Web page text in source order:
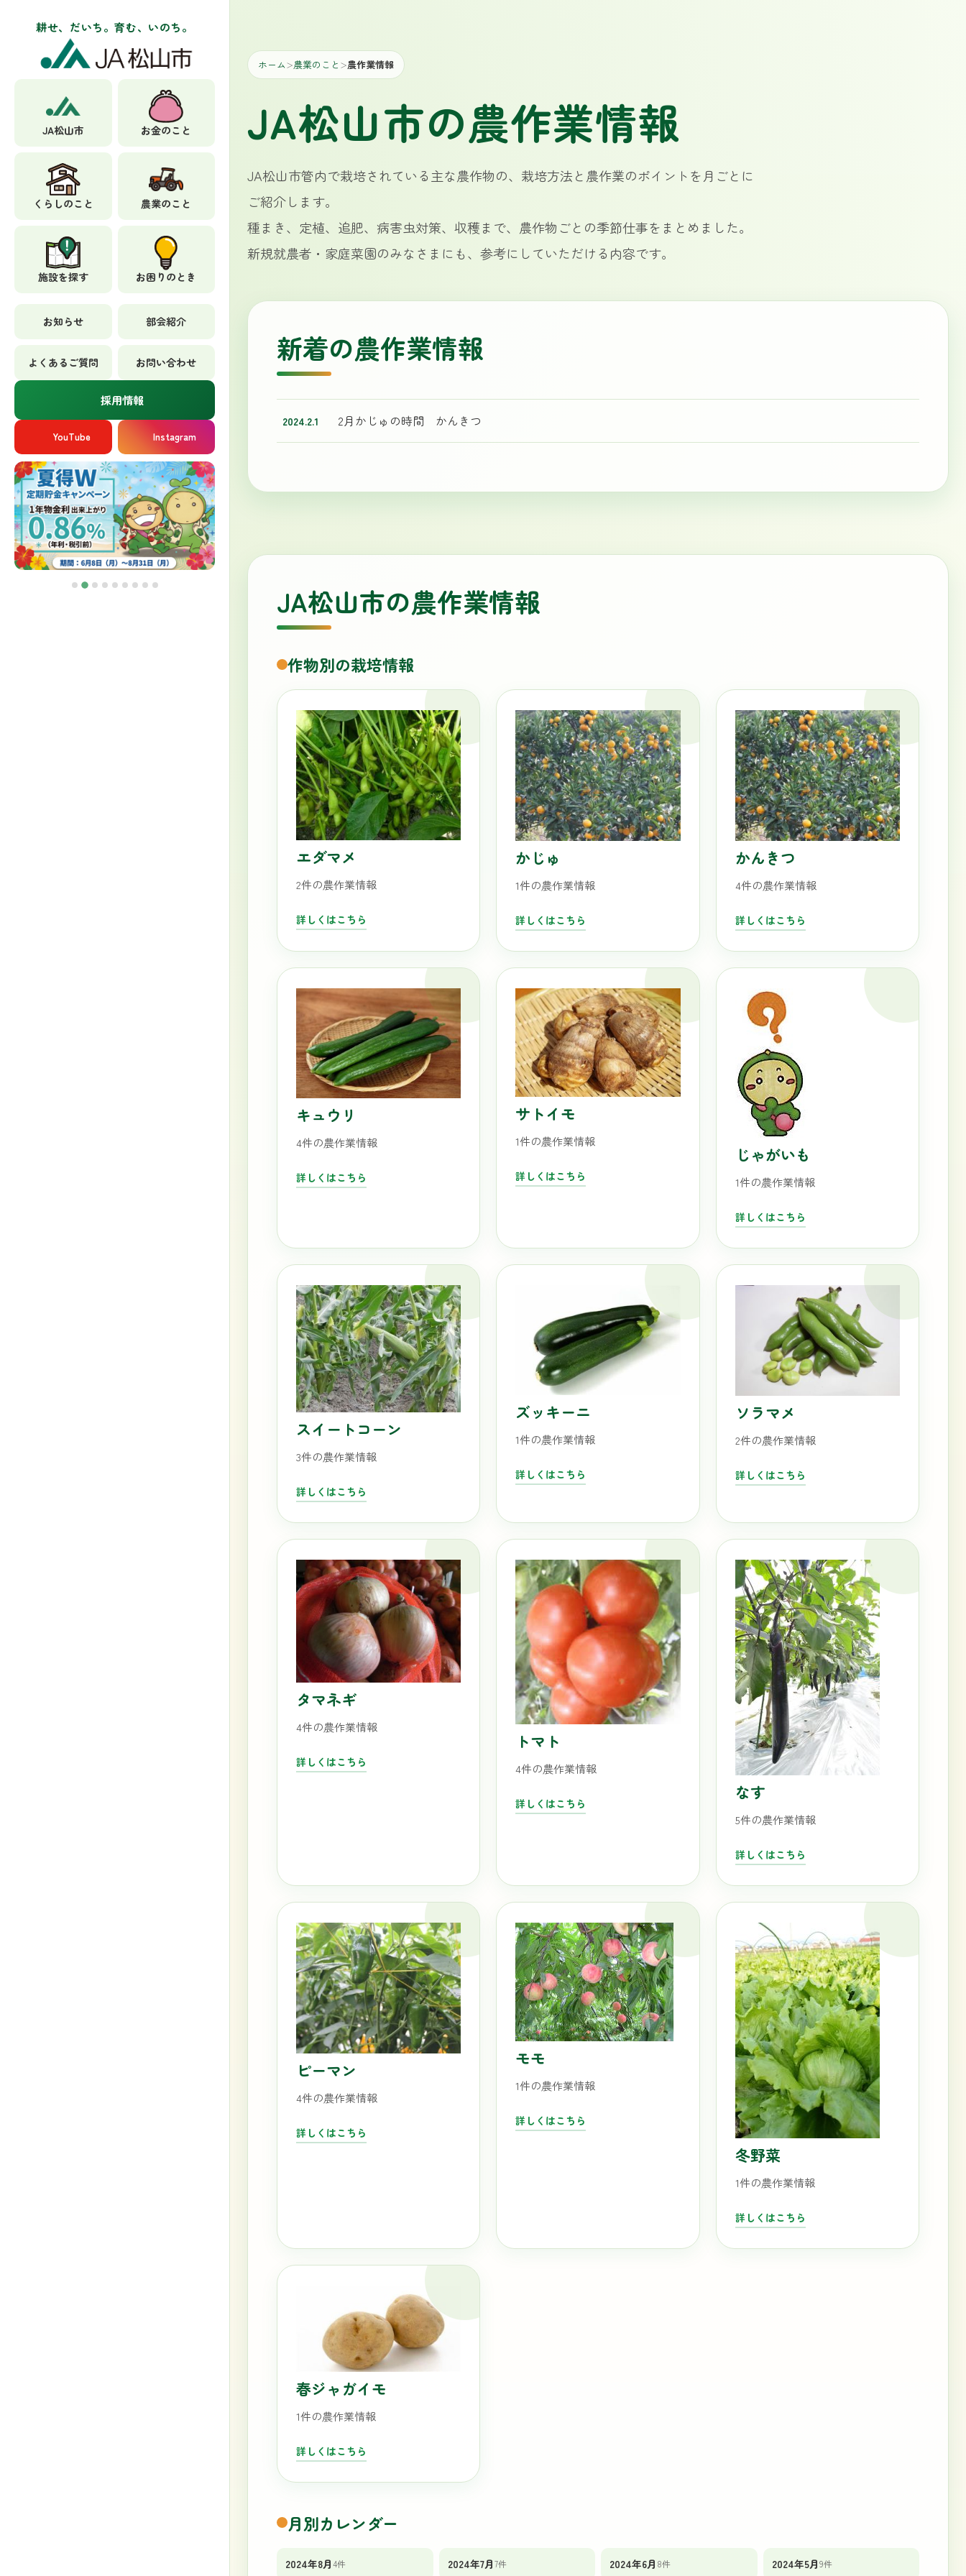
耕せ、だいち。育む、いのち。
JA松山市 お金のこと
くらしのこと 農業のこと
施設を探す お困りのとき
お知らせ 部会紹介
よくあるご質問 お問い合わせ
採用情報
YouTube Instagram
ホーム ＞農業のこと ＞農作業情報
JA松山市の農作業情報
JA松山市管内で栽培されている主な農作物の、栽培方法と農作業のポイントを月ごとに
ご紹介します。
種まき、定植、追肥、病害虫対策、収穫まで、農作物ごとの季節仕事をまとめました。
新規就農者・家庭菜園のみなさまにも、参考にしていただける内容です。
新着の農作業情報
2024.2.1 2月かじゅの時間 かんきつ
JA松山市の農作業情報
作物別の栽培情報
エダマメ
2件の農作業情報
詳しくはこちら
かじゅ
1件の農作業情報
詳しくはこちら
かんきつ
4件の農作業情報
詳しくはこちら
キュウリ
4件の農作業情報
詳しくはこちら
サトイモ
1件の農作業情報
詳しくはこちら
じゃがいも
1件の農作業情報
詳しくはこちら
スイートコーン
3件の農作業情報
詳しくはこちら
ズッキーニ
1件の農作業情報
詳しくはこちら
ソラマメ
2件の農作業情報
詳しくはこちら
タマネギ
4件の農作業情報
詳しくはこちら
トマト
4件の農作業情報
詳しくはこちら
なす
5件の農作業情報
詳しくはこちら
ピーマン
4件の農作業情報
詳しくはこちら
モモ
1件の農作業情報
詳しくはこちら
冬野菜
1件の農作業情報
詳しくはこちら
春ジャガイモ
1件の農作業情報
詳しくはこちら
月別カレンダー
2024年8月4件 2024年7月7件 2024年6月 8件 2024年5月9件